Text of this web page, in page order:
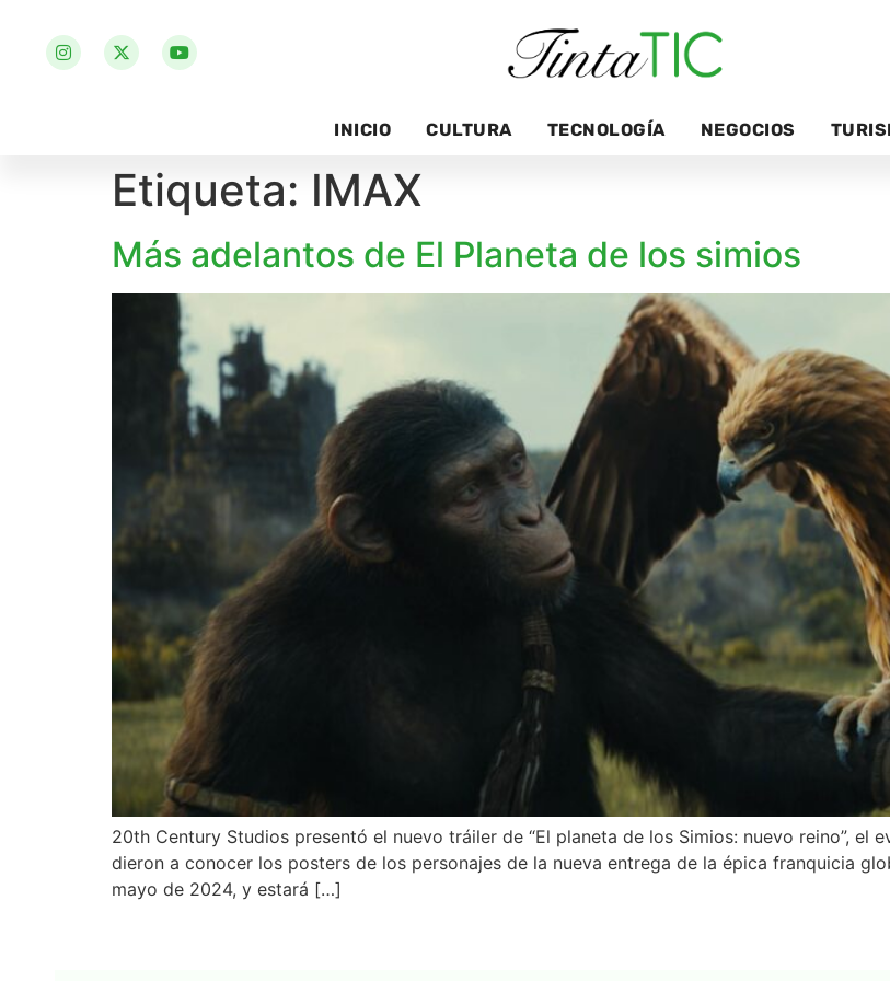
INICIO CULTURA TECNOLOGÍA NEGOCIOS
Etiqueta: IMAX
Más adelantos de El Planeta de los simios
20th Century Studios presentó el nuevo tráiler de “El planeta de los Simios: nuevo reino”, el
dieron a conocer los posters de los personajes de la nueva entrega de la épica franquicia
mayo de 2024, y estará […]